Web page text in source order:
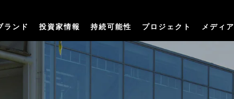
ランド 投資家情報 持続可能性 プロジェクト メディア